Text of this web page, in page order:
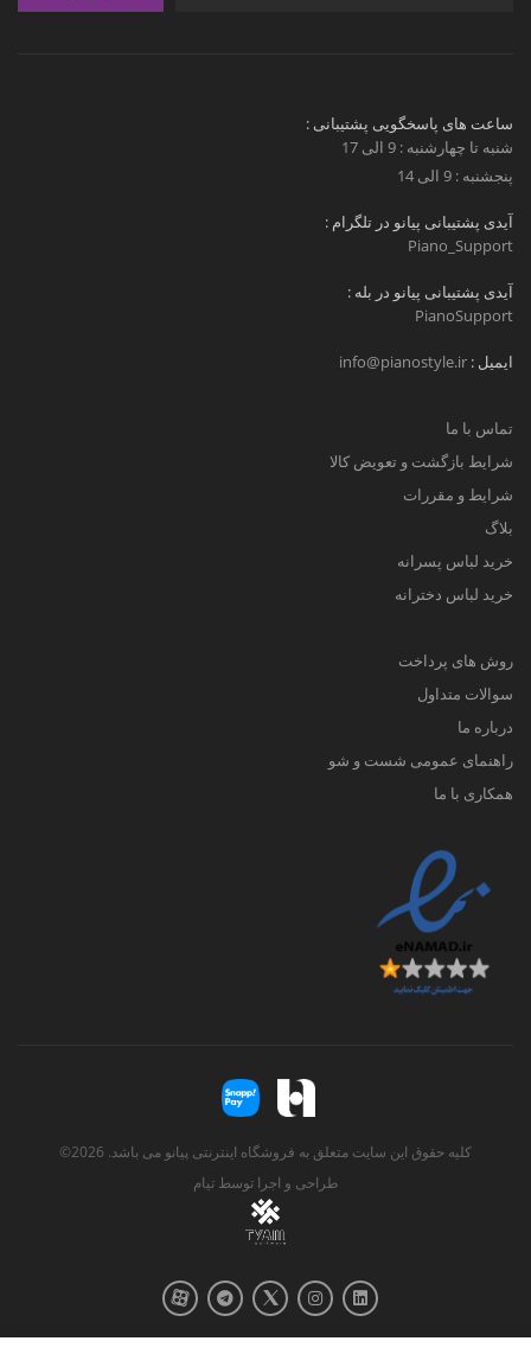
ساعت های پاسخگویی پشتیبانی :
شنبه تا چهارشنبه : 9 الی 17
پنجشنبه : 9 الی 14
آیدی پشتیبانی پیانو در تلگرام :
Piano_Support
آیدی پشتیبانی پیانو در بله :
PianoSupport
ایمیل : info@pianostyle.ir
تماس با ما
شرایط بازگشت و تعویض کالا
شرایط و مقررات
بلاگ
خرید لباس پسرانه
خرید لباس دخترانه
روش های پرداخت
سوالات متداول
درباره ما
راهنمای عمومی شست و شو
همکاری با ما
کلیه حقوق این سایت متعلق به فروشگاه اینترنتی پیانو می باشد. 2026©
طراحی و اجرا توسطتیام